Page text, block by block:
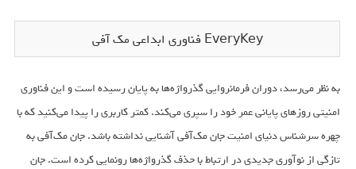
EveryKey فناوری ابداعی مک آفی
به نظر می‌رسد، دوران فرمانروایی گذرواژه‌ها به پایان رسیده است و این فناوری
امنیتی روزهای پایانی عمر خود را سپری می‌کند. کمتر کاربری را پیدا می‌کنید که با
چهره سرشناس دنیای امنیت جان مک‌آفی آشنایی نداشته باشد. جان مک‌آفی به
تازگی از نوآوری جدیدی در ارتباط با حذف گذرواژه‌ها رونمایی کرده است. جان